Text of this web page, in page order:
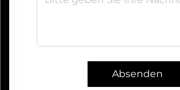
Absenden